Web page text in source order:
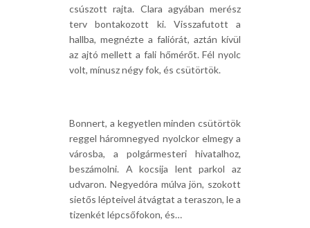
csúszott rajta. Clara agyában merész
terv bontakozott ki. Visszafutott a
hallba, megnézte a faliórát, aztán kívül
az ajtó mellett a fali hőmérőt. Fél nyolc
volt, mínusz négy fok, és csütörtök.
Bonnert, a kegyetlen minden csütörtök
reggel háromnegyed nyolckor elmegy a
városba, a polgármesteri hivatalhoz,
beszámolni. A kocsija lent parkol az
udvaron. Negyedóra múlva jön, szokott
sietős lépteivel átvágtat a teraszon, le a
tizenkét lépcsőfokon, és…